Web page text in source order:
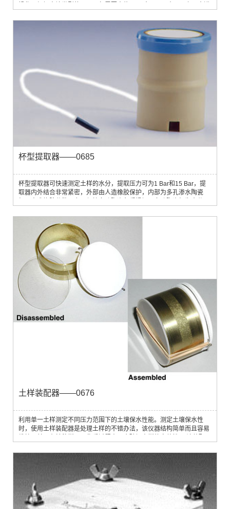
杯型提取器——0685
杯型提取器可快速测定土样的水分，提取压力可为1 Bar和15 Bar，提
取器内外结合非常紧密，外部由人造橡胶保护，内部为多孔渗水陶瓷
的出口。陶瓷杯巨大的接触面积效果非常理想，即使是大量土样也能快
速达到平衡，在大多数情况下能将等待时间减少10倍或者更多。
土样装配器——0676
利用单一土样测定不同压力范围下的土壤保水性能。测定土壤保水性
时，使用土样装配器是处理土样的不错办法，该仪器结构简单而且容易
土样。